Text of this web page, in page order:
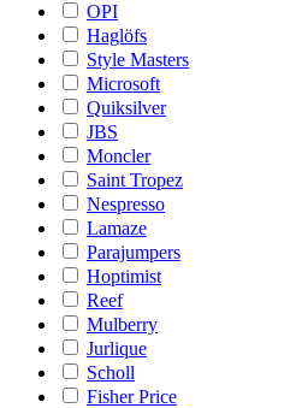
OPI
Haglöfs
Style Masters
Microsoft
Quiksilver
JBS
Moncler
Saint Tropez
Nespresso
Lamaze
Parajumpers
Hoptimist
Reef
Mulberry
Jurlique
Scholl
Fisher Price